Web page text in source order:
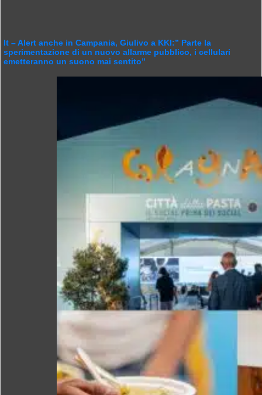
It – Alert anche in Campania, Giulivo a KKI:” Parte la
sperimentazione di un nuovo allarme pubblico, i cellulari
emetteranno un suono mai sentito”